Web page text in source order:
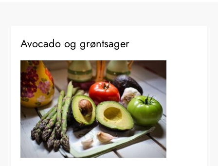
Avocado og grøntsager